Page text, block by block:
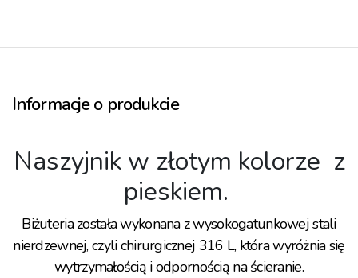
Informacje o produkcie
Naszyjnik w złotym kolorze z
pieskiem.
Biżuteria została wykonana z wysokogatunkowej stali
nierdzewnej, czyli chirurgicznej 316 L, która wyróżnia się
wytrzymałością i odpornością na ścieranie.